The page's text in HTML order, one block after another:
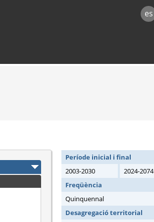
es
Període inicial i final
2003-2030
2024-2074
Freqüència
Quinquennal
Desagregació territorial